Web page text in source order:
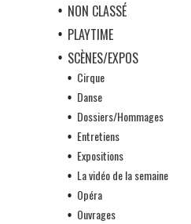
NON CLASSÉ
PLAYTIME
SCÈNES/EXPOS
Cirque
Danse
Dossiers/Hommages
Entretiens
Expositions
La vidéo de la semaine
Opéra
Ouvrages